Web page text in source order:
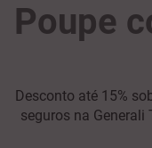
Poupe
Desconto até 15%
seguros na Generali